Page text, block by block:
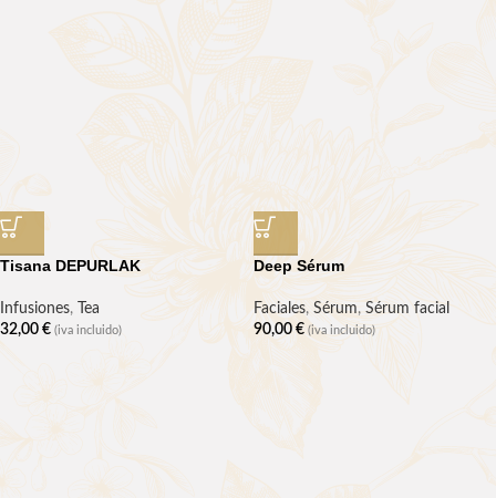
Tisana DEPURLAK
Infusiones,
Tea
32,00 € (iva incluido)
Deep Sérum
Faciales, Sérum, Sérum facial
90,00 € (iva incluido)